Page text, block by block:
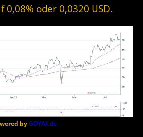
0,08% oder 0,0320 USD.
byGOYAX.de